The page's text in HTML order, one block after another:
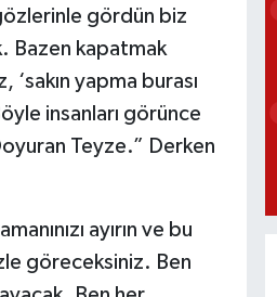
gördün biz
Bazen kapatmak
yapma burası
insanları görünce
Teyze.” Derken
ayırın ve bu
göreceksiniz. Ben